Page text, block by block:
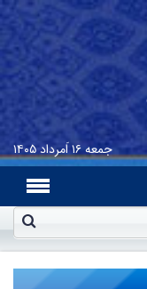
جمعه۱۶ اَمرداد ۱۴۰۵